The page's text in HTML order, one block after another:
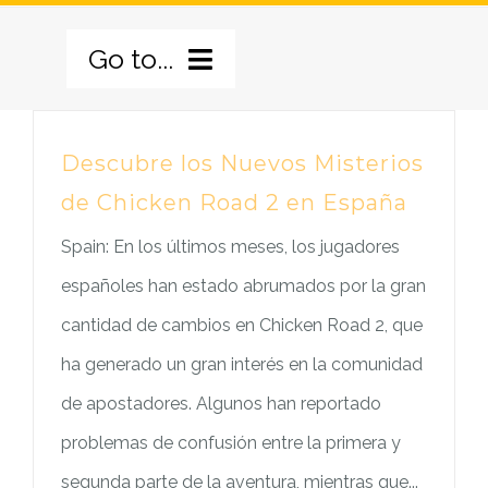
Go to...
TENTANG KAMI
SEJARAH
VISI MISI
LOGO BARU
PILAR PROGRAM
PILAR PELATIHAN
PILAR PELAYANAN
GALERI
BERITA UTAMA
HUBUNGI KAMI
Descubre los Nuevos Misterios
de Chicken Road 2 en España
Spain: En los últimos meses, los jugadores
españoles han estado abrumados por la gran
cantidad de cambios en Chicken Road 2, que
ha generado un gran interés en la comunidad
de apostadores. Algunos han reportado
problemas de confusión entre la primera y
segunda parte de la aventura, mientras que...